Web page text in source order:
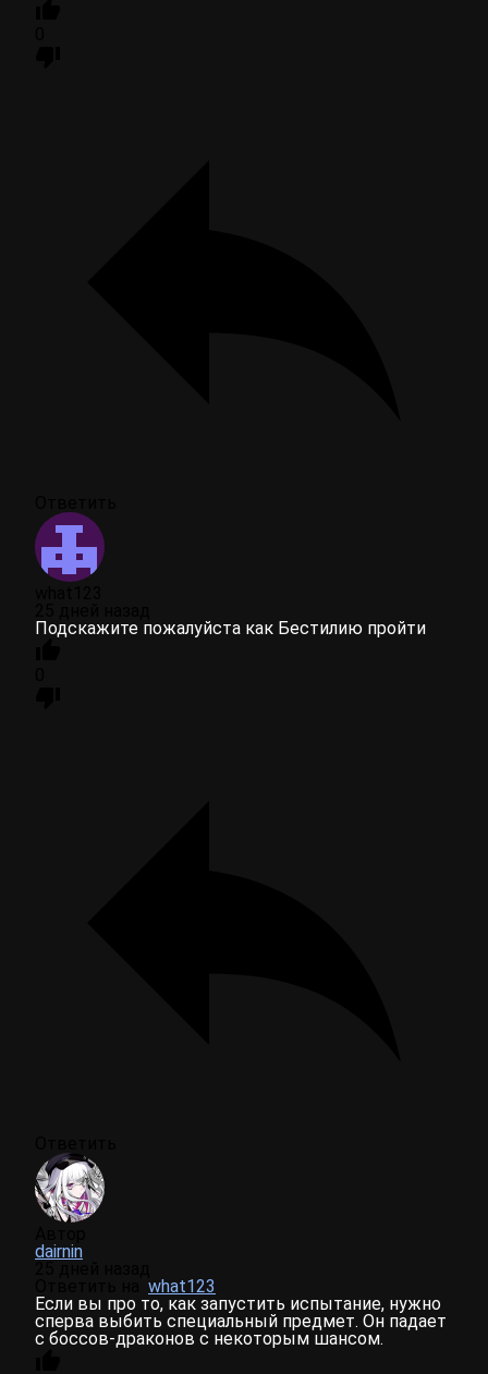
Подскажите пожалуйста как Бестилию пройти
dairnin
what123
Если вы про то, как запустить испытание, нужно
сперва выбить специальный предмет. Он падает
с боссов-драконов с некоторым шансом.